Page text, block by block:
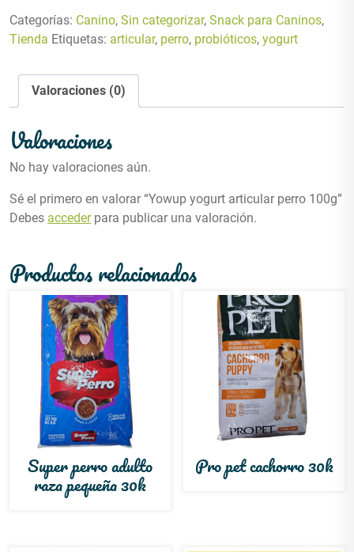
Categorías: Canino, Sin categorizar, Snack para Caninos,
Tienda Etiquetas: articular, perro, probióticos, yogurt
Valoraciones (0)
Valoraciones
No hay valoraciones aún.
Sé el primero en valorar “Yowup yogurt articular perro 100g”
Debes accederpara publicar una valoración.
Productos relacionados
Super perro adulto
raza pequeña 30k
Pro pet cachorro 30k